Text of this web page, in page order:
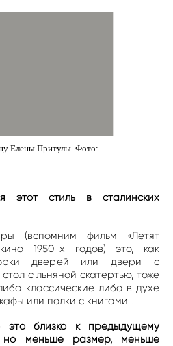
Елены Притулы. Фото:
этот стиль в сталинских
(вспомним фильм «Летят
1950-х годов) это, как
дверей или двери с
с льняной скатертью, тоже
классические либо в духе
или полки с книгами…
это близко к предыдущему
но меньше размер, меньше